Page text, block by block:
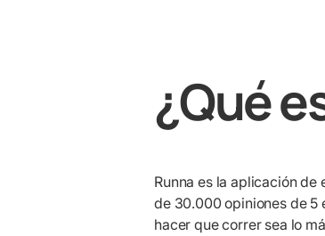
¿Qué
Runna es la aplicación de
de 30.000 opiniones de 5
hacer que correr sea lo